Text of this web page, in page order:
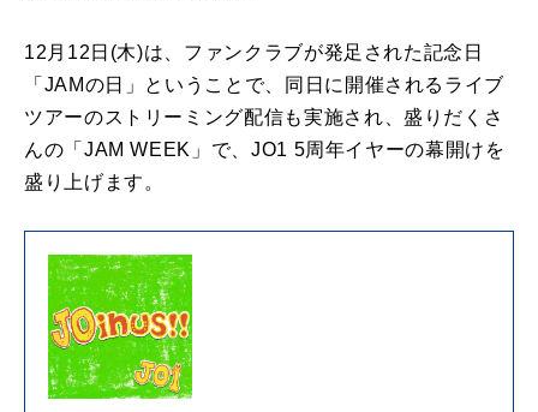
12月12日(木)は、ファンクラブが発足された記念日
「JAMの日」ということで、同日に開催されるライブ
ツアーのストリーミング配信も実施され、盛りだくさ
んの「JAM WEEK」で、JO1 5周年イヤーの幕開けを
盛り上げます。